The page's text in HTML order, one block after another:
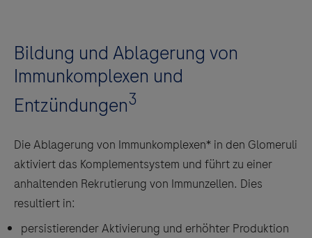
Bildung und Ablagerung von
Immunkomplexen und
Entzündungen3
Die Ablagerung von Immunkomplexen* in den Glomeruli
aktiviert das Komplementsystem und führt zu einer
anhaltenden Rekrutierung von Immunzellen. Dies
resultiert in:
persistierender Aktivierung und erhöhter Produktion